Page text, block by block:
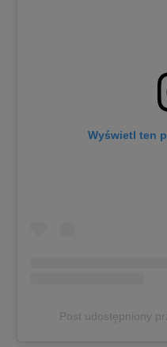
Wyświetl ten
Post udostępniony